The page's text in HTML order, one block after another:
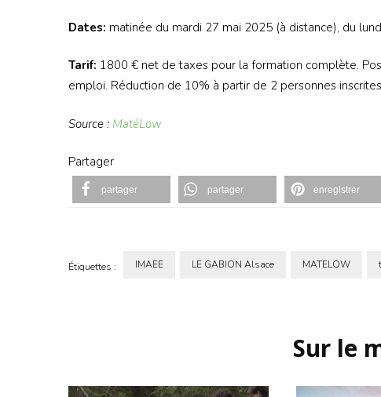
Dates: matinée du mardi 27 mai 2025 (à distance), du
Tarif: 1800 € net de taxes pour la formation complète.
emploi. Réduction de 10% à partir de 2 personnes
Source : MatéLow
Partager
partager partager enregistrer
Étiquettes : IMAEE LE GABION Alsace MATELOW
Sur le